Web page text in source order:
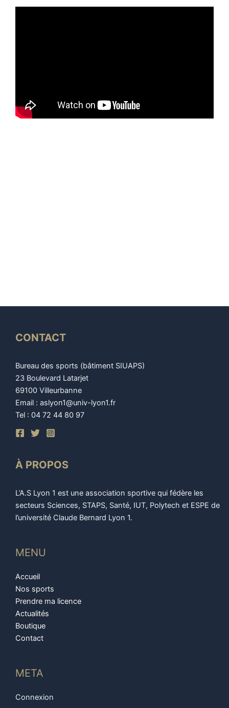
CONTACT
Bureau des sports (bâtiment SIUAPS)
23 Boulevard Latarjet
69100 Villeurbanne
Email : aslyon1@univ-lyon1.fr
Tel : 04 72 44 80 97
À PROPOS
L’A.S Lyon 1 est une association sportive qui fédère les
secteurs Sciences, STAPS, Santé, IUT, Polytech et ESPE de
l’université Claude Bernard Lyon 1.
MENU
Accueil
Nos sports
Prendre ma licence
Actualités
Boutique
Contact
META
Connexion